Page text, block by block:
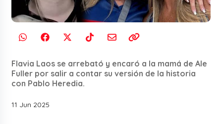
Flavia Laos se arrebató y encaró a la mamá de Ale
Fuller por salir a contar su versión de la historia
con Pablo Heredia.
11 Jun 2025